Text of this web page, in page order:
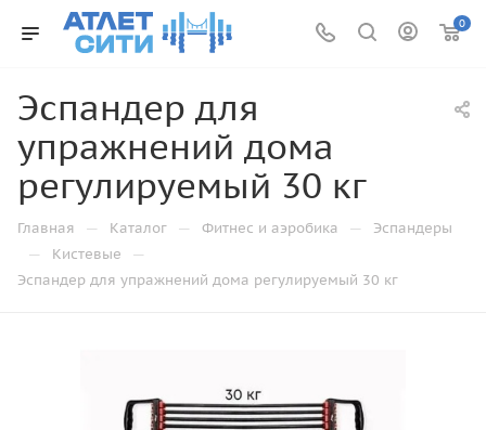
0
Эспандер для
упражнений дома
регулируемый 30 кг
Главная — Каталог — Фитнес и аэробика — Эспандеры
— Кистевые —
Эспандер для упражнений дома регулируемый 30 кг